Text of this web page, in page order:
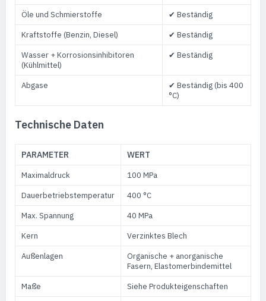
Öle und Schmierstoffe
✔ Beständig
Kraftstoffe (Benzin, Diesel)
✔ Beständig
Wasser + Korrosionsinhibitoren
(Kühlmittel)
✔ Beständig
Abgase
✔ Beständig (bis 400
°C)
Technische Daten
PARAMETER WERT
Maximaldruck
100 MPa
Dauerbetriebstemperatur
400 °C
Max. Spannung
40 MPa
Kern
Verzinktes Blech
Außenlagen
Organische + anorganische
Fasern, Elastomerbindemittel
Maße
Siehe Produkteigenschaften